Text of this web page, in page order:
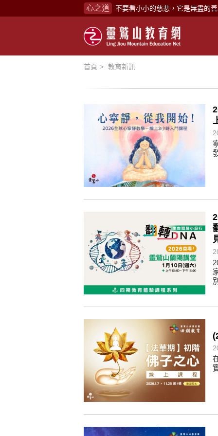
心之道
不要看小小的慈悲，它是無盡的
念頭在心頭，不舒服；轉個念頭
懂得消化煩惱，便能讓生活自在
生命是不斷流動地，安靜下來，
不執著、不妄想，當下即圓滿。
心不跟隨現下煩惱，不隨就不會
學佛，就是學著拭去塵埃。
不要看小小的慈悲，它是無盡的
禪修，讓思緒單純，讓靈性清楚
念頭在心頭，不舒服；轉個念頭
煩惱如同下雨，當雨過天晴，雨
懂得消化煩惱，便能讓生活自在
負面是惡業，消極是惡業，悲觀
生命是不斷流動地，安靜下來，
不執著、不妄想，當下即圓滿。
首頁 教育新訊